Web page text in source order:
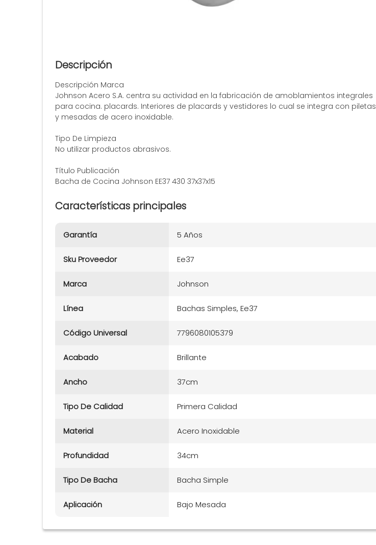
Descripción
Descripción Marca
Johnson Acero S.A. centra su actividad en la fabricación de amoblamientos integrales
para cocina. placards. Interiores de placards y vestidores lo cual se integra con piletas
y mesadas de acero inoxidable.
Tipo De Limpieza
No utilizar productos abrasivos.
Título Publicación
Bacha de Cocina Johnson EE37 430 37x37x15
Características principales
Garantía 5 Años
Sku Proveedor Ee37
Marca Johnson
Línea Bachas Simples, Ee37
Código Universal 7796080105379
Acabado Brillante
Ancho 37cm
Tipo De Calidad Primera Calidad
Material Acero Inoxidable
Profundidad 34cm
Tipo De Bacha Bacha Simple
Aplicación Bajo Mesada